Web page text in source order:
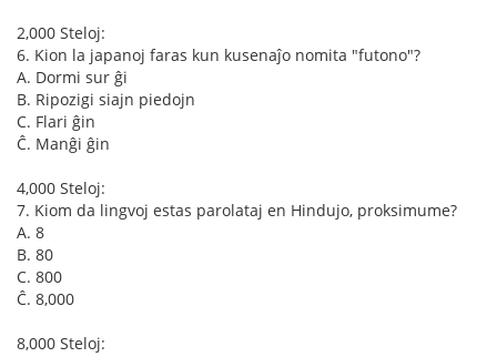
2,000 Steloj:
6. Kion la japanoj faras kun kusenaĵo nomita "futono"?
A. Dormi sur ĝi
B. Ripozigi siajn piedojn
C. Flari ĝin
Ĉ. Manĝi ĝin
4,000 Steloj:
7. Kiom da lingvoj estas parolataj en Hindujo, proksimume?
A. 8
B. 80
C. 800
Ĉ. 8,000
8,000 Steloj: